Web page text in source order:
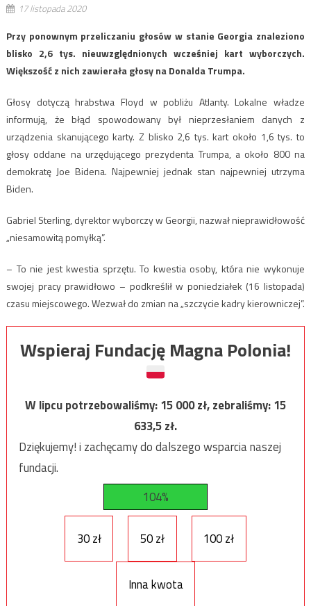
17 listopada 2020
Przy ponownym przeliczaniu głosów w stanie Georgia znaleziono
blisko 2,6 tys. nieuwzględnionych wcześniej kart wyborczych.
Większość z nich zawierała głosy na Donalda Trumpa.
Głosy dotyczą hrabstwa Floyd w pobliżu Atlanty. Lokalne władze
informują, że błąd spowodowany był nieprzesłaniem danych z
urządzenia skanującego karty. Z blisko 2,6 tys. kart około 1,6 tys. to
głosy oddane na urzędującego prezydenta Trumpa, a około 800 na
demokratę Joe Bidena. Najpewniej jednak stan najpewniej utrzyma
Biden.
Gabriel Sterling, dyrektor wyborczy w Georgii, nazwał nieprawidłowość
„niesamowitą pomyłką”.
– To nie jest kwestia sprzętu. To kwestia osoby, która nie wykonuje
swojej pracy prawidłowo – podkreślił w poniedziałek (16 listopada)
czasu miejscowego. Wezwał do zmian na „szczycie kadry kierowniczej”.
Wspieraj Fundację Magna Polonia!
W lipcu potrzebowaliśmy:15 000zł, zebraliśmy:15
633,5zł.
Dziękujemy! i zachęcamy do dalszego wsparcia naszej
fundacji.
104%
30 zł 50 zł 100 zł
Inna kwota